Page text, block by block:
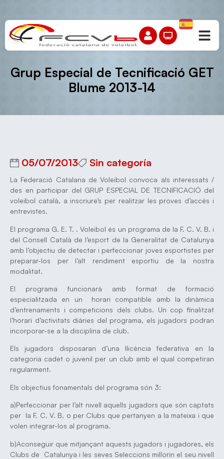
Grup Especial de Tecnificació GET
Blume 2013-14
05/07/2013 Sin categoría
La Federació Catalana de Voleibol convoca als interessats /
des en participar del GRUP ESPECIAL DE TECNIFICACIÓ del
voleibol català, a inscriure’s per realitzar les proves d’accés i
entrevistes.
El programa G. E. T. . Voleibol és un programa de la F. C. V. B. i
del Consell Català de l’esport de la Generalitat de Catalunya
amb l’objectiu de detectar i perfeccionar joves esportistes per
preparar-los per l’alt rendiment esportiu de la nostra
modalitat.
El programa funcionarà amb format de formació
especialitzada en un horari compatible amb la dinàmica
d’entrenaments i competicions dels clubs. Un cop finalitzat
l’horari d’activitats diàries del programa, els jugadors podran
incorporar-se a la disciplina de club.
Els jugadors disposaran d’una llicència federativa en la
categoria cadet o juvenil per un club amb el qual competiran
regularment.
Els objectius fonamentals del programa són 3:
a)Perfeccionar per l’alt nivell aquells jugadors que són captats
per la F. C. V. B. o per Clubs que pertanyen a la mateixa i que
volen integrar-los al programa.
b)Aconseguir que mitjançant aquests jugadors i jugadores, els
Clubs de Catalunya i les seves Seleccions millorin el seu nivell